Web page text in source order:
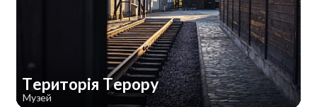
Територія Терору
Музей